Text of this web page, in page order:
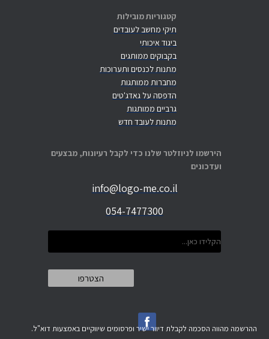
קטגוריות מובילות
תיקי מחשב לעובדים
ביגוד איכותי
בקבוקים ממותגים
מתנות לכנסים ותערוכות
מחברות ממותגות
הדפסה על גאדג'טים
גרביים ממותגות
מתנות לעובד חדש
הירשמו לניוזלטר שלנו כדי לקבל רעיונות, מבצעים
ועדכונים
info@logo-me.co.il
054-7477300
ההרשמה מהווה הסכמה לקבלת דיוור ישיר ופרסומים שיווקיים באמצעות דוא"ל.